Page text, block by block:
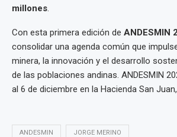
millones.
Con esta primera edición de ANDESMIN
consolidar una agenda común que
minera, la innovación y el desarrollo
de las poblaciones andinas. ANDESMIN
al 6 de diciembre en la Hacienda San
ANDESMIN JORGE MERINO